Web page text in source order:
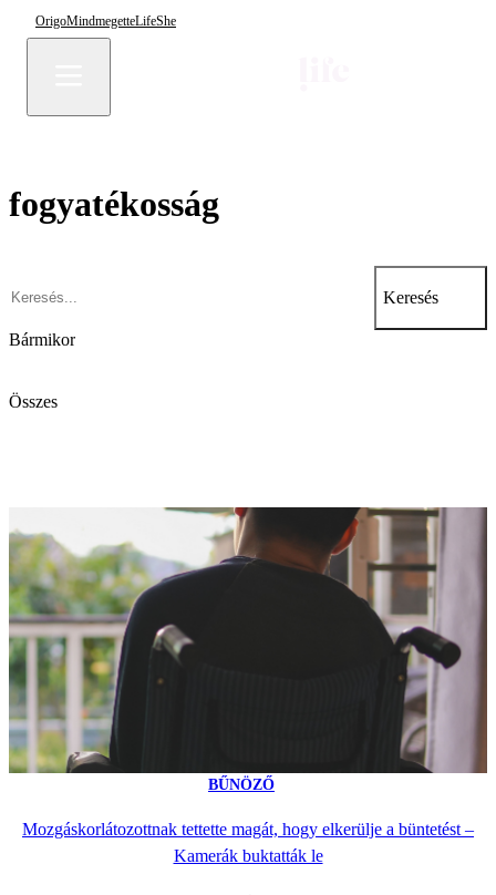
OrigoMindmegetteLifeShe
fogyatékosság
Keresés
Bármikor
Összes
BŰNÖZŐ
Mozgáskorlátozottnak tettette magát, hogy elkerülje a büntetést –
Kamerák buktatták le